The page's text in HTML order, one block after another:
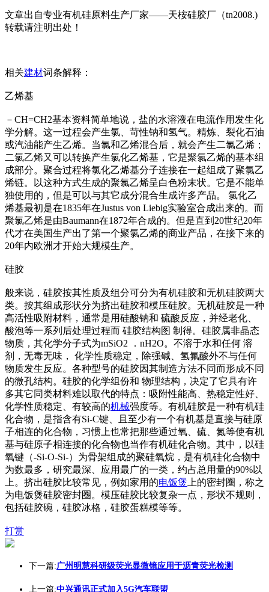
文章出自专业有机硅原料生产厂家——天桉硅胶厂（tn2008.)
转载请注明出处！
相关建材词条解释：
乙烯基
－CH=CH2基本资料简单地说，盐的水溶液在电流作用发生化
学分解。这一过程会产生氯、苛性钠和氢气。精炼、裂化石油
或汽油能产生乙烯。当氯和乙烯混合后，就会产生二氯乙烯；
二氯乙烯又可以转换产生氯化乙烯基，它是聚氯乙烯的基本组
成部分。聚合过程将氯化乙烯基分子连接在一起组成了聚氯乙
烯链。以这种方式生成的聚氯乙烯呈白色粉末状。它是不能单
独使用的，但是可以与其它成分混合生成许多产品。 氯化乙
烯基最初是在1835年在Justus von Liebig实验室合成出来的。而
聚氯乙烯是由Baumann在1872年合成的。但是直到20世纪20年
代才在美国生产出了第一个聚氯乙烯的商业产品，在接下来的
20年内欧洲才开始大规模生产。
硅胶
般来说，硅胶按其性质及组分可分为有机硅胶和无机硅胶两大
类。按其组成形状分为挤出硅胶和模压硅胶。无机硅胶是一种
高活性吸附材料，通常是用硅酸钠和 硫酸反应，并经老化、
酸泡等一系列后处理过程而 硅胶结构图 制得。硅胶属非晶态
物质，其化学分子式为mSiO2 ．nH2O。不溶于水和任何 溶
剂，无毒无味， 化学性质稳定，除强碱、氢氟酸外不与任何
物质发生反应。各种型号的硅胶因其制造方法不同而形成不同
的微孔结构。硅胶的化学组份和 物理结构，决定了它具有许
多其它同类材料难以取代的特点：吸附性能高、热稳定性好、
化学性质稳定、有较高的机械强度等。有机硅胶是一种有机硅
化合物，是指含有Si-C键、且至少有一个有机基是直接与硅原
子相连的化合物，习惯上也常把那些通过氧、硫、氮等使有机
基与硅原子相连接的化合物也当作有机硅化合物。其中，以硅
氧键（-Si-O-Si-）为骨架组成的聚硅氧烷，是有机硅化合物中
为数最多，研究最深、应用最广的一类，约占总用量的90%以
上。挤出硅胶比较常见，例如家用的电饭煲 上的密封圈，称之
为电饭煲硅胶密封圈。模压硅胶比较复杂一点，形状不规则，
包括硅胶碗，硅胶冰格，硅胶蛋糕模等等。
打赏
下一篇:广州明慧科研级荧光显微镜应用于沥青荧光检测
上一篇:中兴通讯正式加入5G汽车联盟